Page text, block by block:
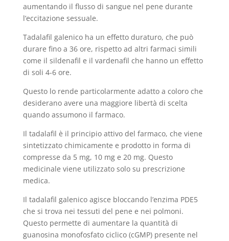
aumentando il flusso di sangue nel pene durante
l’eccitazione sessuale.
Tadalafil galenico ha un effetto duraturo, che può
durare fino a 36 ore, rispetto ad altri farmaci simili
come il sildenafil e il vardenafil che hanno un effetto
di soli 4-6 ore.
Questo lo rende particolarmente adatto a coloro che
desiderano avere una maggiore libertà di scelta
quando assumono il farmaco.
Il tadalafil è il principio attivo del farmaco, che viene
sintetizzato chimicamente e prodotto in forma di
compresse da 5 mg, 10 mg e 20 mg. Questo
medicinale viene utilizzato solo su prescrizione
medica.
Il tadalafil galenico agisce bloccando l’enzima PDE5
che si trova nei tessuti del pene e nei polmoni.
Questo permette di aumentare la quantità di
guanosina monofosfato ciclico (cGMP) presente nel